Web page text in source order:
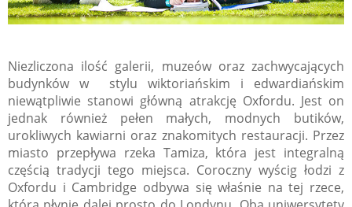
Niezliczona ilość galerii, muzeów oraz zachwycających
budynków w stylu wiktoriańskim i edwardiańskim
niewątpliwie stanowi główną atrakcję Oxfordu. Jest on
jednak również pełen małych, modnych butików,
urokliwych kawiarni oraz znakomitych restauracji. Przez
miasto przepływa rzeka Tamiza, która jest integralną
częścią tradycji tego miejsca. Coroczny wyścig łodzi z
Oxfordu i Cambridge odbywa się właśnie na tej rzece,